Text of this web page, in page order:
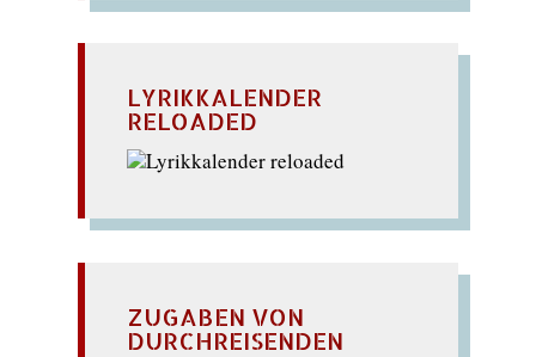
LYRIKKALENDER
RELOADED
ZUGABEN VON
DURCHREISENDEN